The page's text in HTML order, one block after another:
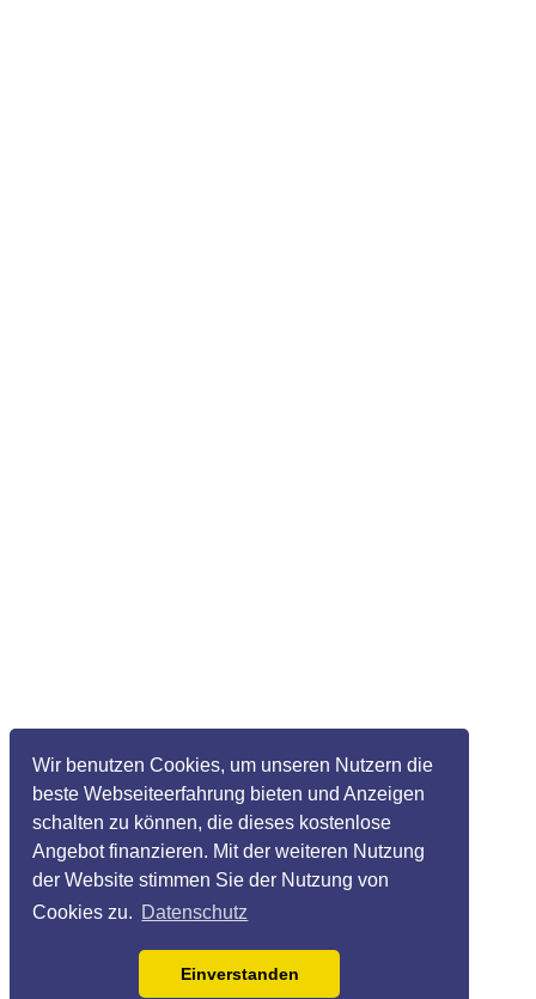
Wir benutzen Cookies, um unseren Nutzern die
beste Webseiteerfahrung bieten und Anzeigen
schalten zu können, die dieses kostenlose
Angebot finanzieren. Mit der weiteren Nutzung
der Website stimmen Sie der Nutzung von
Cookies zu. Datenschutz
Einverstanden